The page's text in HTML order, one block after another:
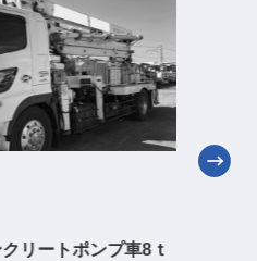
リートポンプ車8ｔ